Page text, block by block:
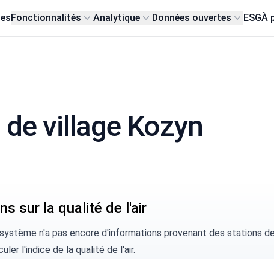
Fonctionnalités Analytique Données ouvertes ESGÀ
village Kozyn
sur la qualité de l'air
n'a pas encore d'informations provenant des stations
l'indice de la qualité de l'air.